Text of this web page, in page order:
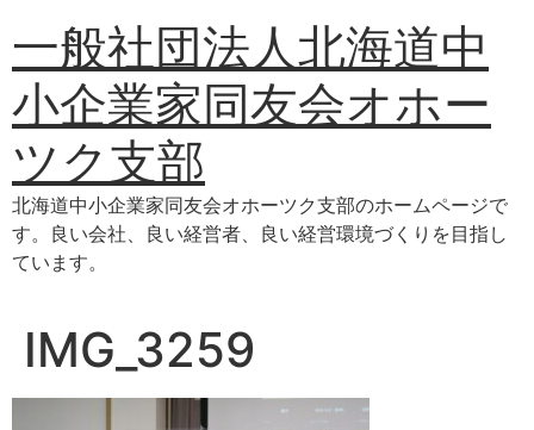
ン
テ
ツ
に
ス
キ
ッ
一般社団法人北海道中
小企業家同友会オホー
ツク支部
北海道中小企業家同友会オホーツク支部のホームページで
す。良い会社、良い経営者、良い経営環境づくりを目指し
ています。
IMG_3259